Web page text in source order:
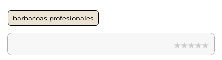
barbacoas profesionales